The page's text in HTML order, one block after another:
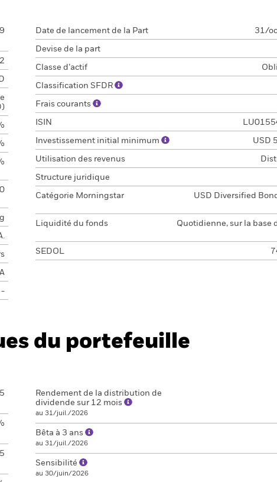
-
Date de lancement de la Part 31/
Devise de la part
Classe d’actif
Classification SFDR
Frais courants
ISIN
Investissement initial minimum USD
Utilisation des revenus
Structure juridique
Catégorie Morningstar
USD Diversified
Liquidité du fonds
Quotidienne, sur la base
SEDOL
du portefeuille
Rendement de la distribution de
dividende sur 12 mois
au 31/juil./2026
Bêta à 3 ans
au 31/juil./2026
Sensibilité
au 30/juin/2026